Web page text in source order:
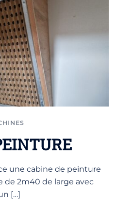
une cabine de peinture
de 2m40 de large avec
[…]